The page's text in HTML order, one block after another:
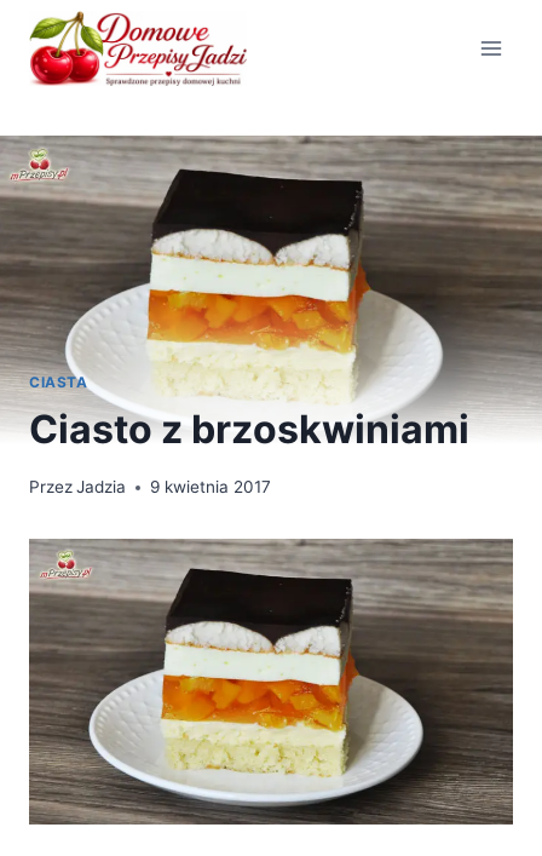
Przejdź
treści
CIASTA
Ciasto z brzoskwiniami
PrzezJadzia 9 kwietnia 2017